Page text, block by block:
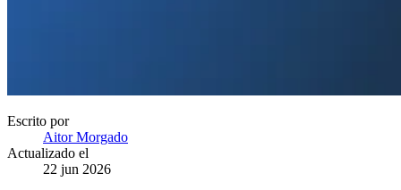
Escrito por
Aitor Morgado
Actualizado el
22 jun 2026